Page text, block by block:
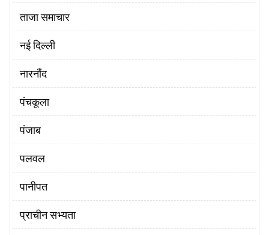
ताजा समाचार
नई दिल्ली
नारनौंद
पंचकूला
पंजाब
पलवल
पानीपत
प्राचीन सभ्यता